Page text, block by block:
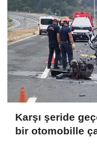
Karşı şeride
bir otomobille